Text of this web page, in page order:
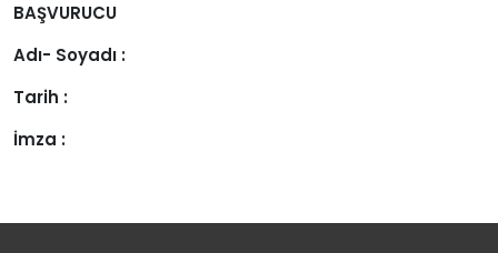
BAŞVURUCU
Adı- Soyadı :
Tarih :
İmza :